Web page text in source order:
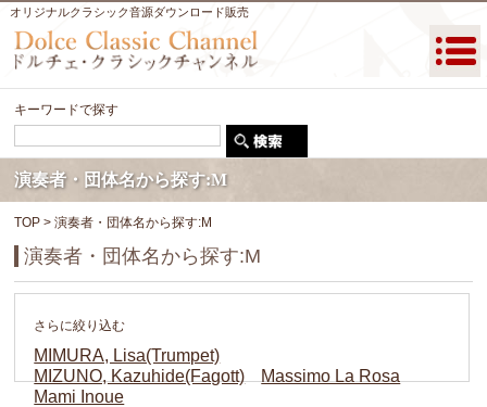
オリジナルクラシック音源ダウンロード販売
キーワードで探す
演奏者・団体名から探す:M
TOP > 演奏者・団体名から探す:M
演奏者・団体名から探す:M
さらに絞り込む
MIMURA, Lisa(Trumpet)
MIZUNO, Kazuhide(Fagott)
Massimo La Rosa
Mami Inoue